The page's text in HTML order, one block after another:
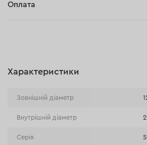
Оплата
Оплата на розрахунковий рахунок
Оплата при отриманні в магазині
Характеристики
Зовнішній діаметр
Внутрішній діаметр
Серія